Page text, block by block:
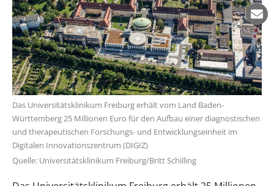
Das Universitätsklinikum Freiburg erhält vom Land Baden-
Württemberg 25 Millionen Euro für den Aufbau einer diagnostischen
und therapeutischen Forschungs- und Entwicklungseinheit im
Digitalen Innovationszentrum (DIGIZ)
Quelle: Universitätsklinikum Freiburg/Britt Schilling